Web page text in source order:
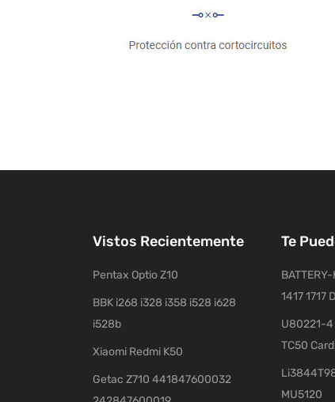
Vistos Recientemente
Pentax Optio Z10
BBK i268 i328 i358 i528 i628
i528b
Xiaomi Redmi K50
Getac Z710 441847600032
Te
1417 1717
U80221-4
TC50
MU5120